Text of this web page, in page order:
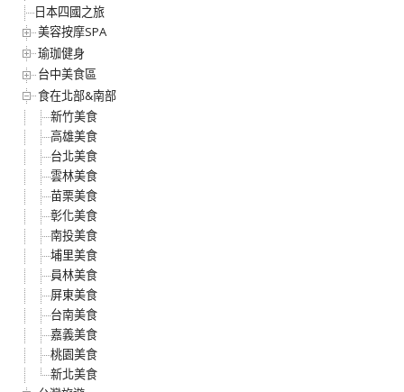
日本四國之旅
美容按摩SPA
瑜珈健身
台中美食區
食在北部&南部
新竹美食
高雄美食
台北美食
雲林美食
苗栗美食
彰化美食
南投美食
埔里美食
員林美食
屏東美食
台南美食
嘉義美食
桃園美食
新北美食